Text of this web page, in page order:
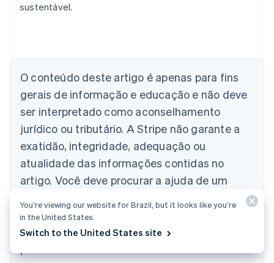
sustentável.
O conteúdo deste artigo é apenas para fins
gerais de informação e educação e não deve
ser interpretado como aconselhamento
jurídico ou tributário. A Stripe não garante a
exatidão, integridade, adequação ou
atualidade das informações contidas no
artigo. Você deve procurar a ajuda de um
licenciado para atuar em sua jurisdição para
aconselhamento sobre sua situação
Austrália
Áustria
DeutschEnglish
Bélgica
English
Brasil
Português English
Bulgária
English
EnglishFrançais
China continental
简体中文English
English
You’re viewing our website for Brazil, but it looks like you’re
in the United States.
Switch to the United States site